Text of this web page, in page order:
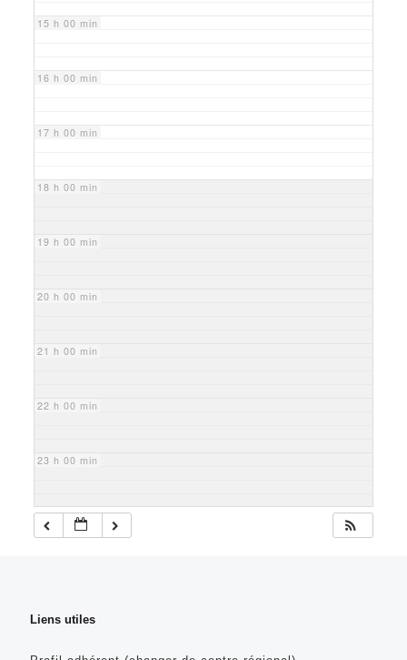
15 h 00 min
16 h 00 min
17 h 00 min
18 h 00 min
19 h 00 min
20 h 00 min
21 h 00 min
22 h 00 min
23 h 00 min
Liens utiles